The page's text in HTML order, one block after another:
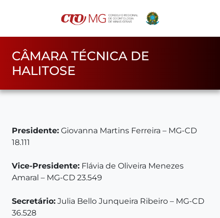
CÂMARA TÉCNICA DE
HALITOSE
Presidente: Giovanna Martins Ferreira – MG-CD
18.111
Vice-Presidente: Flávia de Oliveira Menezes
Amaral – MG-CD 23.549
Secretário: Julia Bello Junqueira Ribeiro – MG-CD
36.528